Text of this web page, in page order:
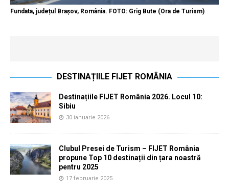
Fundata, județul Brașov, România. FOTO: Grig Bute (Ora de Turism)
DESTINAȚIILE FIJET ROMÂNIA
Destinațiile FIJET România 2026. Locul 10:
Sibiu
30 ianuarie 2026
Clubul Presei de Turism – FIJET România
propune Top 10 destinații din țara noastră
pentru 2025
17 februarie 2025